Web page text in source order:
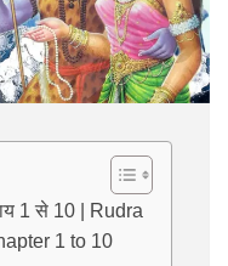
1 से 10 | Rudra
1 to 10